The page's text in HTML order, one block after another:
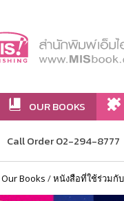
OUR BOOKS
Call Order 02-294-8777
Our Books /หนังสือที่ใช้ร่วมกั